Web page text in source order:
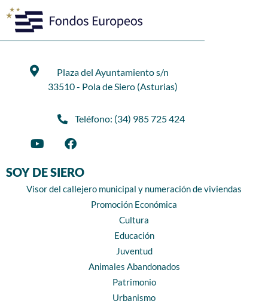
Plaza del Ayuntamiento s/n
33510 - Pola de Siero (Asturias)
Teléfono: (34) 985 725 424
SOY DE SIERO
Visor del callejero municipal y numeración de viviendas
Promoción Económica
Cultura
Educación
Juventud
Animales Abandonados
Patrimonio
Urbanismo